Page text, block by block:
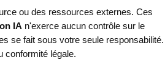
ou des ressources externes. Ces
IA n'exerce aucun contrôle sur le
se fait sous votre seule responsabilité.
conformité légale.